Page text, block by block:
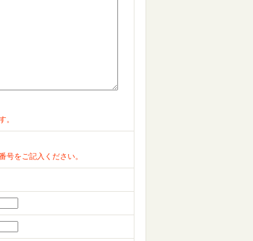
。
をご記入ください。